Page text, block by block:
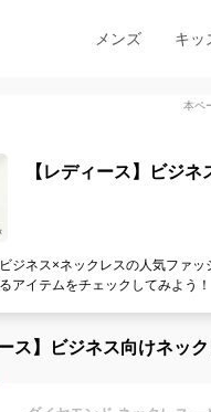
メンズ キッ
本ペ
【レディース】ビジ
ジネス×ネックレスの人気ファ
アイテムをチェックしてみよう！
ース】ビジネス向けネッ